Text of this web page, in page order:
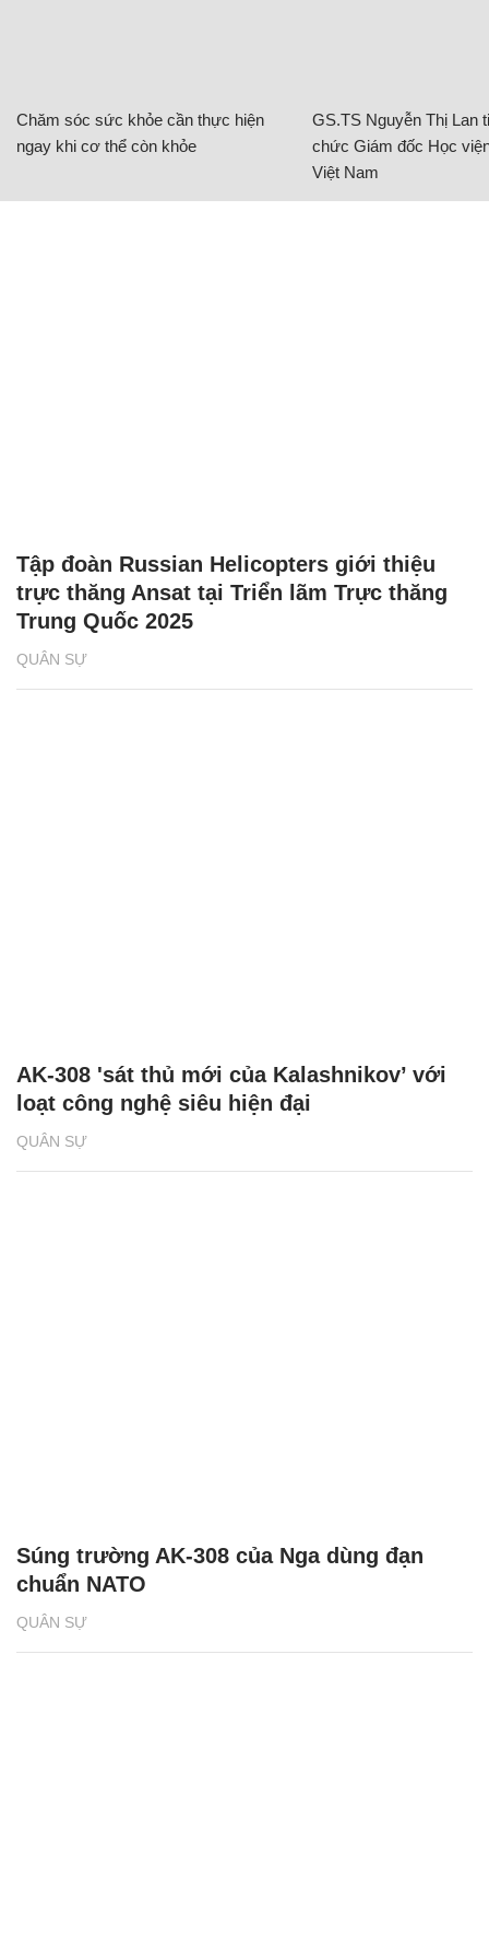
Chăm sóc sức khỏe cần thực hiện
ngay khi cơ thể còn khỏe
GS.TS Nguyễn Thị Lan
chức Giám đốc Học
Việt Nam
QUÂN SỰ
Tập đoàn Russian Helicopters giới thiệu
trực thăng Ansat tại Triển lãm Trực thăng
Trung Quốc 2025
QUÂN SỰ
AK-308 'sát thủ mới của Kalashnikov’ với
loạt công nghệ siêu hiện đại
QUÂN SỰ
Súng trường AK-308 của Nga dùng đạn
chuẩn NATO